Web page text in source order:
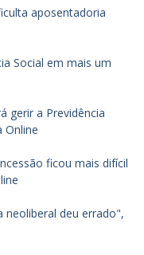
aposentadoria
Social em mais um
gerir a Previdência
Online
ficou mais difícil
neoliberal deu errado",